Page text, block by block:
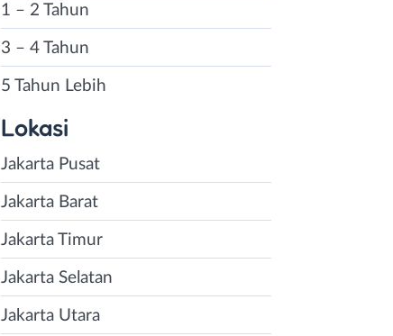
1 – 2 Tahun
3 – 4 Tahun
5 Tahun Lebih
Lokasi
Jakarta Pusat
Jakarta Barat
Jakarta Timur
Jakarta Selatan
Jakarta Utara